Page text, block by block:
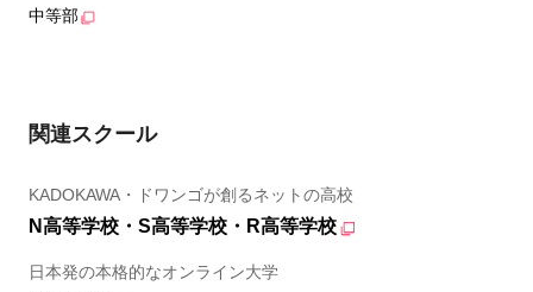
中等部
関連スクール
KADOKAWA・ドワンゴが創るネットの高校
N高等学校・S高等学校・R高等学校
日本発の本格的なオンライン大学